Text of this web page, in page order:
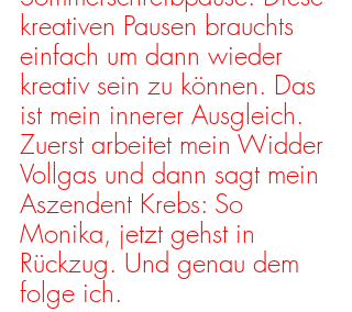
kreativen Pausen brauchts
einfach um dann wieder
kreativ sein zu können. Das
ist mein innerer Ausgleich.
Zuerst arbeitet mein Widder
Vollgas und dann sagt mein
Aszendent Krebs: So
Monika, jetzt gehst in
Rückzug. Und genau dem
folge ich.